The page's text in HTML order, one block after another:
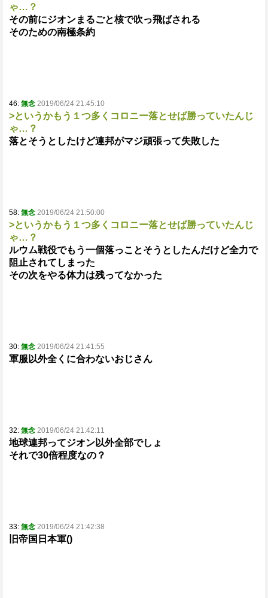
ゃ…？
その前にジオンまるごと核で吹っ飛ばされる
そのための南極条約
46: 無念 2019/06/24 21:45:10
>というかもう１つ多くコロニー落とせば勝っていたんじ
ゃ…？
落とそうとしたけど連邦がマジ頑張って失敗した
58: 無念 2019/06/24 21:50:00
>というかもう１つ多くコロニー落とせば勝っていたんじ
ゃ…？
ルウム戦役でもう一個落っことそうとしたんだけど全力で
阻止されてしまった
その次をやる体力は残ってなかった
30: 無念 2019/06/24 21:41:55
軍服以外全くに合わないおじさん
32: 無念 2019/06/24 21:42:11
地球連邦ってジオン以外全部でしょ
それで30倍程度なの？
33: 無念 2019/06/24 21:42:38
旧帝国日本軍()